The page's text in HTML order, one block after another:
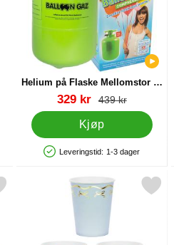
Helium på Flaske Mellomstor til
30 Ballonger (20-25 cm)
Varenummer 13479
ny pris
329 kr gammel pris
439 kr
Kjøp
Produkttilgjengelighet: På lager
Leveringstid: 1-3 dager
Mål som favoritt
Merk pappkopper Pastell med